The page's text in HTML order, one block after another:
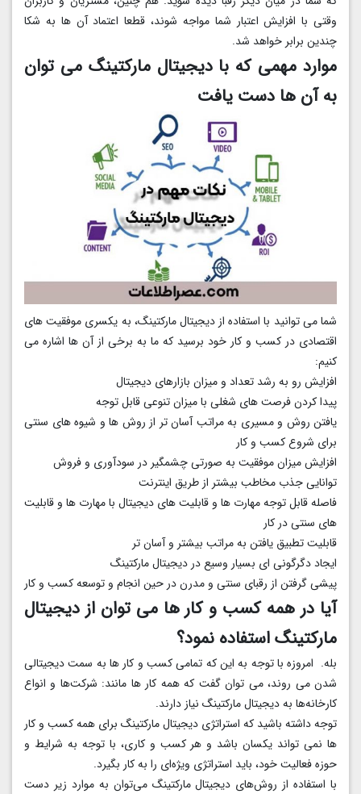
وقتی با افزایش اعتبار شما مواجه شوند، قطعا اعتماد آن ها به شکا
چندین برابر خواهد شد.
موارد مهمی که با دیجیتال مارکتینگ می توان
به آن ها دست یافت
شما می توانید با استفاده از دیجیتال مارکتینگ، به یکسری موفقیت های
اقتصادی در کسب و کار خود برسید که ما به برخی از آن ها اشاره می
کنیم:
افزایش رو به رشد تعداد و میزان بازارهای دیجیتال
پیدا کردن فرصت های شغلی با میزان تنوعی قابل توجه
یافتن روش و مسیری به مراتب آسان تر از روش ها و شیوه های سنتی
برای شروع کسب و کار
افزایش میزان موفقیت به صورتی چشمگیر در سودآوری و فروش
توانایی جذب مخاطب بیشتر از طریق اینترنت
فاصله قابل توجه مهارت ها و قابلیت های دیجیتال با مهارت ها و قابلیت
های سنتی در کار
قابلیت تطبیق یافتن به مراتب بیشتر و آسان تر
ایجاد دگرگونی ای بسیار وسیع در دیجیتال مارکتینگ
پیشی گرفتن از رقبای سنتی و مدرن در حین انجام و توسعه کسب و کار
آیا در همه کسب و کار ها می توان از دیجیتال
مارکتینگ استفاده نمود؟
بله. امروزه با توجه به این که تمامی کسب و کار ها به سمت دیجیتالی
شدن می روند، می توان گفت که همه کار ها مانند: شرکت‌ها و انواع
کارخانه‌ها به دیجیتال مارکتینگ نیاز دارند.
توجه داشته باشید که استراتژی دیجیتال مارکتینگ برای همه کسب و کار
ها نمی تواند یکسان باشد و هر کسب و کاری، با توجه به شرایط و
حوزه فعالیت خود، باید استراتژی ویژه‌ای را به کار بگیرد.
با استفاده از روش‌های دیجیتال مارکتینگ می‌توان به موارد زیر دست